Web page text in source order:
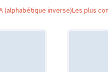
(alphabétique inverse)Les plus